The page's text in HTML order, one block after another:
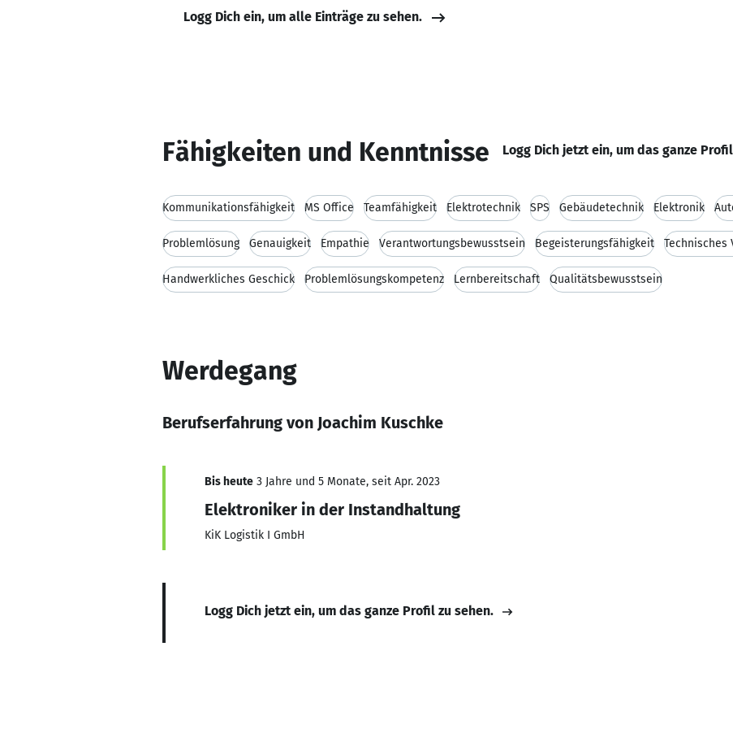
Logg Dich ein, um alle Einträge zu sehen.
Fähigkeiten und Kenntnisse Logg Dich jetzt ein, um das ganze
Kommunikationsfähigkeit MS Office Teamfähigkeit Elektrotechnik SPS Gebäudetechnik Elektronik
Problemlösung Genauigkeit Empathie Verantwortungsbewusstsein Begeisterungsfähigkeit Technisches
Handwerkliches Geschick Problemlösungskompetenz Lernbereitschaft Qualitätsbewusstsein
Werdegang
Berufserfahrung von Joachim Kuschke
Bis heute 3 Jahre und 5 Monate, seit Apr. 2023
Elektroniker in der Instandhaltung
KiK Logistik I GmbH
Logg Dich jetzt ein, um das ganze Profil zu sehen.